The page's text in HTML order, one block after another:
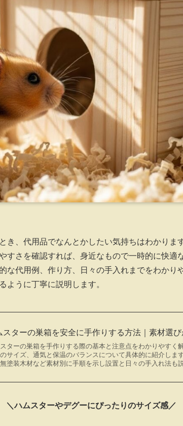
き、代用品でなんとかしたい気持ちはわかりま
すさを確認すれば、身近なもので一時的に快適
な代用例、作り方、日々の手入れまでをわかり
ように丁寧に説明します。
スターの巣箱を安全に手作りする方法｜素材選
ターの巣箱を手作りする際の基本と注意点をわかりやすく
サイズ、通気と保温のバランスについて具体的に紹介しま
塗装木材など素材別に手順を示し設置と日々の手入れ法も
＼ハムスターやデグーにぴったりのサイズ感／